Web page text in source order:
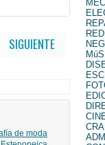
SIGUIENTE
de moda